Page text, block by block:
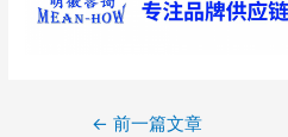
← 前一篇文章